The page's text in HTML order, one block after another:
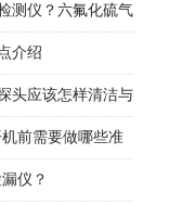
测仪？六氟化硫气
介绍
头应该怎样清洁与
前需要做哪些准
仪？